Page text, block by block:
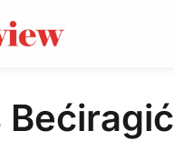
Bećiragić